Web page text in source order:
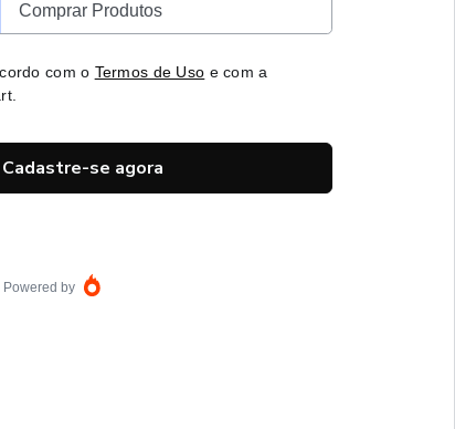
Comprar Produtos
com o Termos de Uso e com a
Cadastre-se agora
Powered by